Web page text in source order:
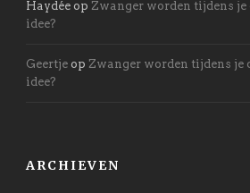
Haydée op Zwanger worden tijdens je
idee?
Geertje op Zwanger worden tijdens je
idee?
ARCHIEVEN